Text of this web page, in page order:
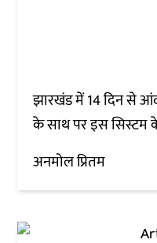
झारखंड में 14 दिन से
के साथ पर इस सिस्टम
अनमोल प्रितम